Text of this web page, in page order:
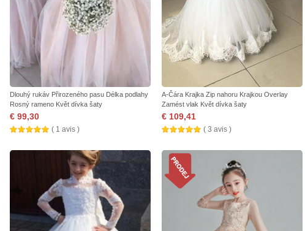
Dlouhý rukáv Přirozeného pasu Délka podlahy
Rosný rameno Květ dívka šaty
€ 99,30
( 1 avis )
A-Čára Krajka Zip nahoru Krajkou Overlay
Zamést vlak Květ dívka šaty
€ 109,41
( 3 avis )